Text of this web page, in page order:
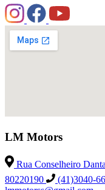
LM Motors
Rua Conselheiro
80220190
(41)3040-